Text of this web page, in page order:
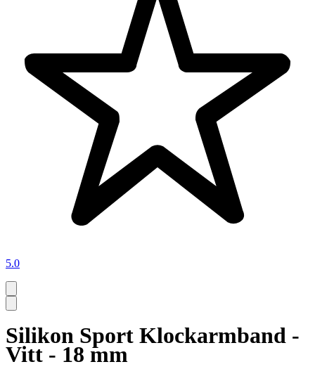
5.0
Silikon Sport Klockarmband -
Vitt - 18 mm